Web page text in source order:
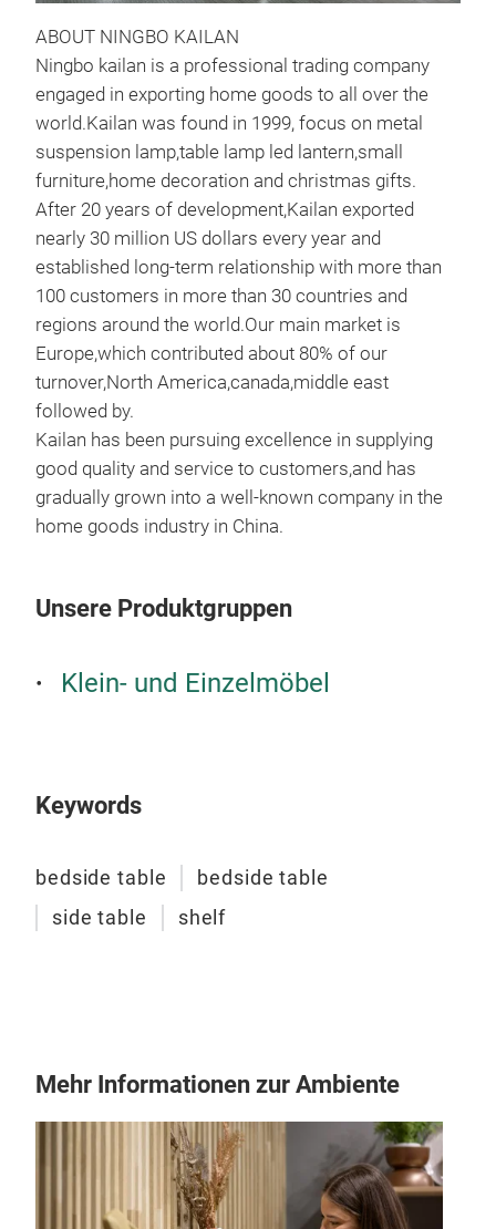
ABOUT NINGBO KAILAN
Ningbo kailan is a professional trading company
engaged in exporting home goods to all over the
world.Kailan was found in 1999, focus on metal
suspension lamp,table lamp led lantern,small
furniture,home decoration and christmas gifts.
After 20 years of development,Kailan exported
nearly 30 million US dollars every year and
established long-term relationship with more than
100 customers in more than 30 countries and
regions around the world.Our main market is
Europe,which contributed about 80% of our
turnover,North America,canada,middle east
followed by.
Kailan has been pursuing excellence in supplying
good quality and service to customers,and has
gradually grown into a well-known company in the
home goods industry in China.
Unsere Produktgruppen
Klein- und Einzelmöbel
Keywords
bedside table
bedside table
side table
shelf
Mehr Informationen zur Ambiente